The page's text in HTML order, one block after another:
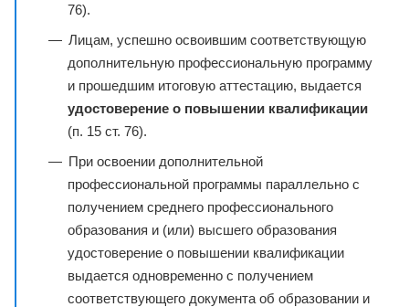
76).
Лицам, успешно освоившим соответствующую
дополнительную профессиональную программу
и прошедшим итоговую аттестацию, выдается
удостоверение о повышении квалификации
(п. 15 ст. 76).
При освоении дополнительной
профессиональной программы параллельно с
получением среднего профессионального
образования и (или) высшего образования
удостоверение о повышении квалификации
выдается одновременно с получением
соответствующего документа об образовании и